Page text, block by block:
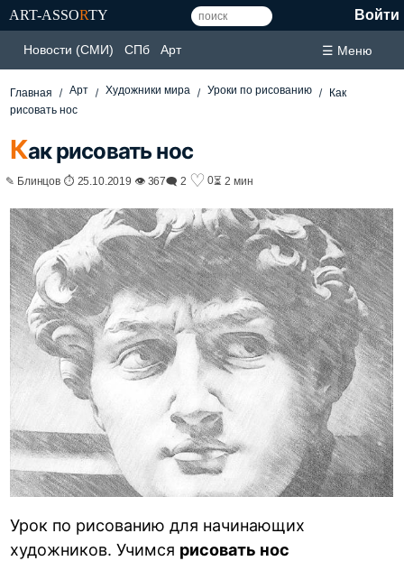
ART-ASSORTY Войти
Новости (СМИ) СПб Арт ☰ Меню
Главная Арт Художники мира Уроки по рисованию
Как
рисовать нос
Как рисовать нос
✎ Блинцов ⏱ 25.10.2019 👁 367🗨 2 ♡ 0⏳ 2 мин
Урок по рисованию для начинающих
художников. Учимся рисовать нос